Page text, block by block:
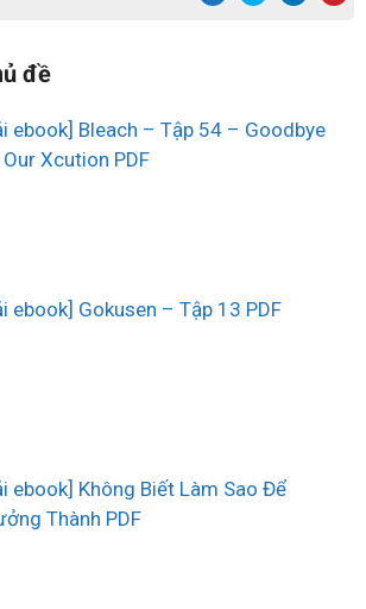
đề
ebook] Bleach – Tập 54 – Goodbye
Xcution PDF
ebook] Gokusen – Tập 13 PDF
ebook] Không Biết Làm Sao Để
Thành PDF